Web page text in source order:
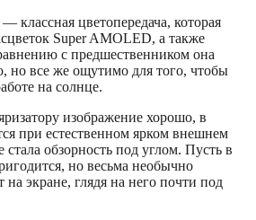
классная цветопередача, которая
Super AMOLED, а также
с предшественником она
но все же ощутимо для того, чтобы
на солнце.
изображение хорошо, в
при естественном ярком внешнем
обзорность под углом. Пусть в
но весьма необычно
на экране, глядя на него почти под